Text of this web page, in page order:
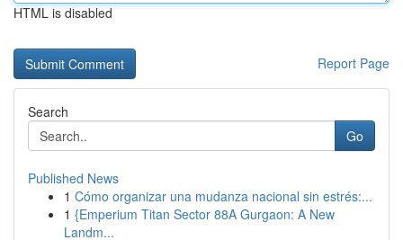
HTML is disabled
Report Page
Search
Go
Published News
1 Cómo organizar una mudanza nacional sin estrés:...
1 {Emperium Titan Sector 88A Gurgaon: A New
Landm...